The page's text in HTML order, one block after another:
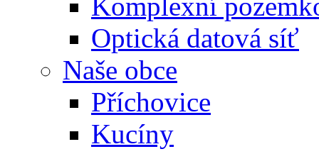
Optická datová síť
Naše obce
Příchovice
Kucíny